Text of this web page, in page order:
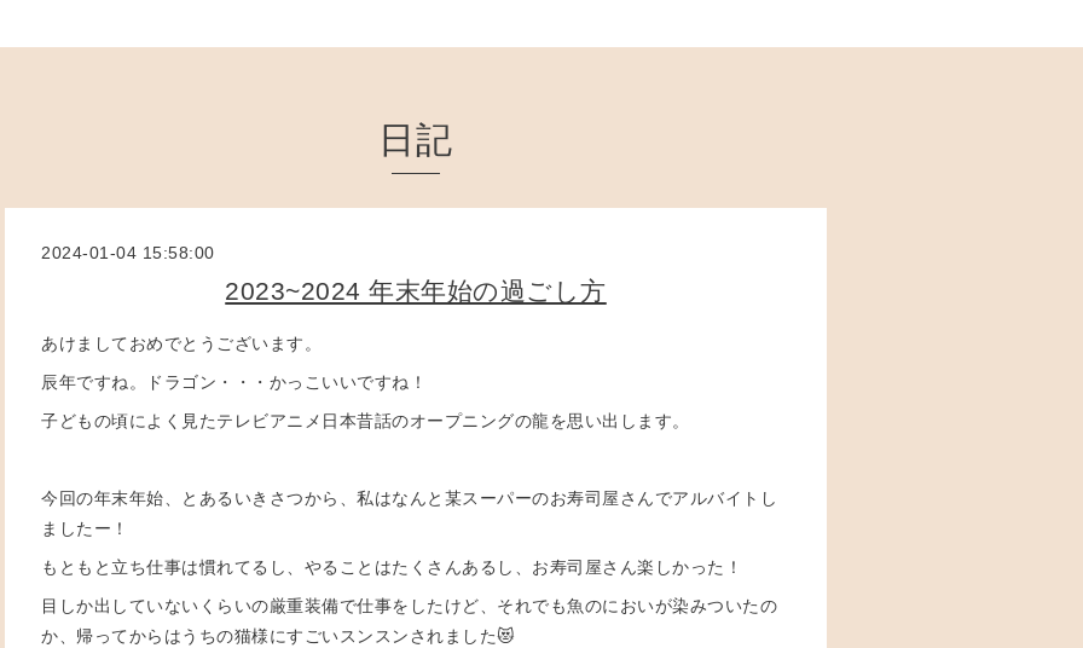
日記
2024-01-04 15:58:00
2023~2024 年末年始の過ごし方
あけましておめでとうございます。
辰年ですね。ドラゴン・・・かっこいいですね！
子どもの頃によく見たテレビアニメ日本昔話のオープニングの龍を思い出します。
今回の年末年始、とあるいきさつから、私はなんと某スーパーのお寿司屋さんでアルバイトし
ましたー！
もともと立ち仕事は慣れてるし、やることはたくさんあるし、お寿司屋さん楽しかった！
目しか出していないくらいの厳重装備で仕事をしたけど、それでも魚のにおいが染みついたの
か、帰ってからはうちの猫様にすごいスンスンされました😻